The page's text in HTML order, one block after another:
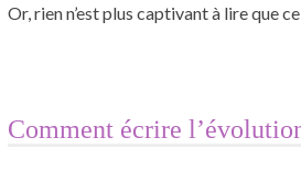
Or, rien n’est plus captivant à lire que
Comment écrire